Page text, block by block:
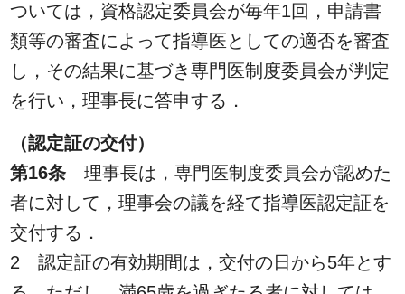
ついては，資格認定委員会が毎年1回，申請書
類等の審査によって指導医としての適否を審査
し，その結果に基づき専門医制度委員会が判定
を行い，理事長に答申する．
（認定証の交付）
第16条 理事長は，専門医制度委員会が認めた
者に対して，理事会の議を経て指導医認定証を
交付する．
2 認定証の有効期間は，交付の日から5年とす